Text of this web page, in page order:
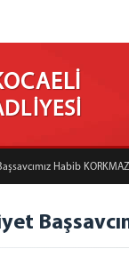
Habib